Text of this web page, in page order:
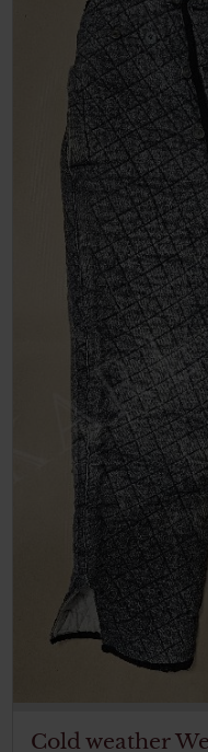
Cold weather